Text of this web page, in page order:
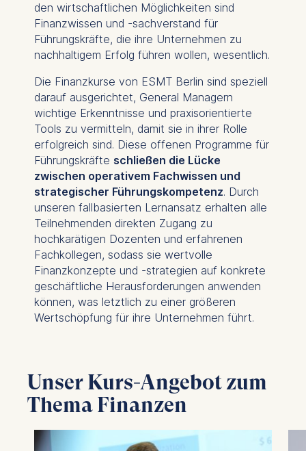
den wirtschaftlichen Möglichkeiten sind
Finanzwissen und -sachverstand für
Führungskräfte, die ihre Unternehmen zu
nachhaltigem Erfolg führen wollen, wesentlich.
Die Finanzkurse von ESMT Berlin sind speziell
darauf ausgerichtet, General Managern
wichtige Erkenntnisse und praxisorientierte
Tools zu vermitteln, damit sie in ihrer Rolle
erfolgreich sind. Diese offenen Programme für
Führungskräfte schließen die Lücke
zwischen operativem Fachwissen und
strategischer Führungskompetenz. Durch
unseren fallbasierten Lernansatz erhalten alle
Teilnehmenden direkten Zugang zu
hochkarätigen Dozenten und erfahrenen
Fachkollegen, sodass sie wertvolle
Finanzkonzepte und -strategien auf konkrete
geschäftliche Herausforderungen anwenden
können, was letztlich zu einer größeren
Wertschöpfung für ihre Unternehmen führt.
Unser Kurs-Angebot zum
Thema Finanzen